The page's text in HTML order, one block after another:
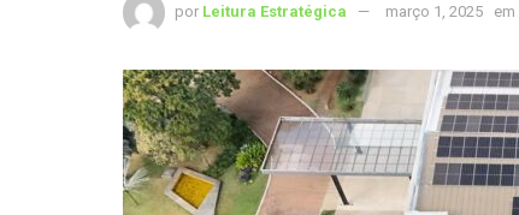
por Leitura Estratégica março 1, 2025 em